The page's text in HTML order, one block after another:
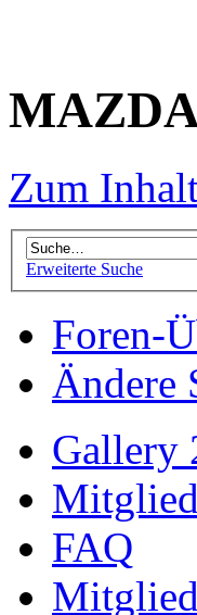
Zum
Erweiterte Suche
Foren-
Ändere
Gallery
FAQ